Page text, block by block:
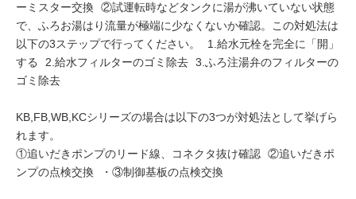
ーミスター交換 ②試運転時などタンクに湯が沸いていない状態
で、ふろお湯はり流量が極端に少なくないか確認。この対処法は
以下の3ステップで行ってください。 1.給水元栓を完全に「開」
する 2.給水フィルターのゴミ除去 3.ふろ注湯弁のフィルターの
ゴミ除去
KB,FB,WB,KCシリーズの場合は以下の3つが対処法として挙げら
れます。
①追いだきポンプのリード線、コネクタ抜け確認 ②追いだきポ
ンプの点検交換 ・③制御基板の点検交換